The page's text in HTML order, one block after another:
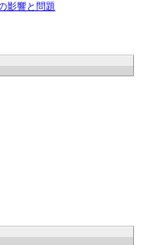
影響と問題